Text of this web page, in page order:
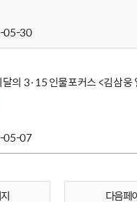
05-30
의 3·15 인물포커스 <김삼웅
05-07
다음 페